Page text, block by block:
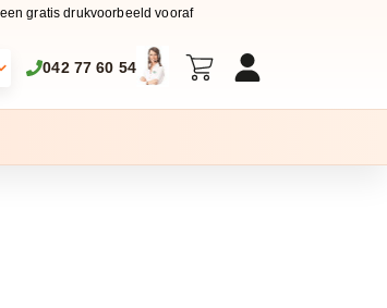
gratis drukvoorbeeld vooraf
042 77 60 54